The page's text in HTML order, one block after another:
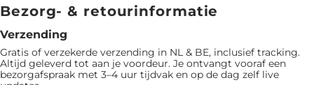
Bezorg- & retourinformatie
Verzending
Gratis of verzekerde verzending in NL & BE, inclusief tracking.
Altijd geleverd tot aan je voordeur. Je ontvangt vooraf een
bezorgafspraak met 3–4 uur tijdvak en op de dag zelf live